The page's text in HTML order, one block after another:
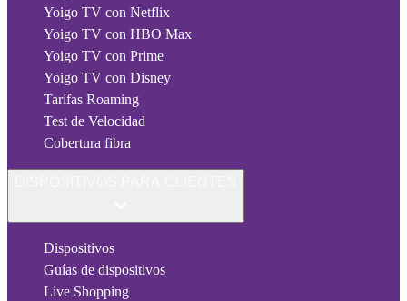
Yoigo TV con Netflix
Yoigo TV con HBO Max
Yoigo TV con Prime
Yoigo TV con Disney
Tarifas Roaming
Test de Velocidad
Cobertura fibra
Dispositivos
Guías de dispositivos
Live Shopping